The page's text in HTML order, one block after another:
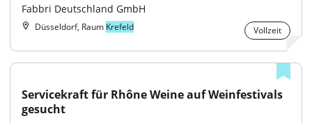
Fabbri Deutschland GmbH
Düsseldorf, Raum Krefeld Vollzeit
Servicekraft für Rhône Weine auf Weinfestivals
gesucht